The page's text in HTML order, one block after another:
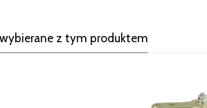
z tym produktem